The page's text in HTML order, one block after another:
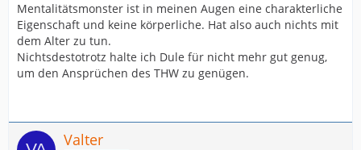
Mentalitätsmonster ist in meinen Augen eine charakterliche
Eigenschaft und keine körperliche. Hat also auch nichts mit
dem Alter zu tun.
Nichtsdestotrotz halte ich Dule für nicht mehr gut genug,
um den Ansprüchen des THW zu genügen.
Valter